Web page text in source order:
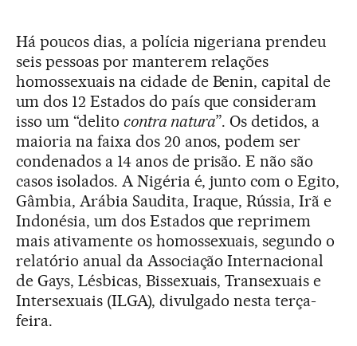
Há poucos dias, a polícia nigeriana prendeu
seis pessoas por manterem relações
homossexuais na cidade de Benin, capital de
um dos 12 Estados do país que consideram
isso um “delito contra natura”. Os detidos, a
maioria na faixa dos 20 anos, podem ser
condenados a 14 anos de prisão. E não são
casos isolados. A Nigéria é, junto com o Egito,
Gâmbia, Arábia Saudita, Iraque, Rússia, Irã e
Indonésia, um dos Estados que reprimem
mais ativamente os homossexuais, segundo o
relatório anual da Associação Internacional
de Gays, Lésbicas, Bissexuais, Transexuais e
Intersexuais (ILGA), divulgado nesta terça-
feira.